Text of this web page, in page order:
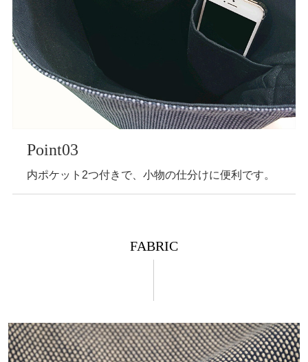
Point03
内ポケット2つ付きで、小物の仕分けに便利です。
FABRIC